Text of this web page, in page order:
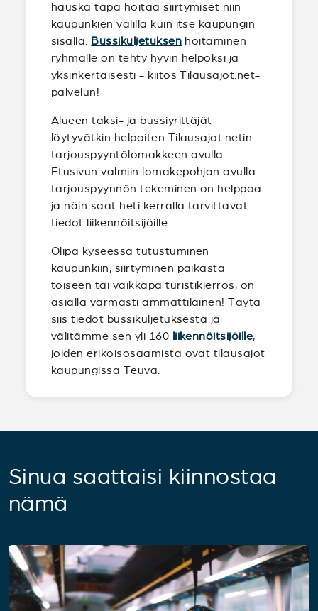
hauska tapa hoitaa siirtymiset niin
kaupunkien välillä kuin itse kaupungin
sisällä. Bussikuljetuksen hoitaminen
ryhmälle on tehty hyvin helpoksi ja
yksinkertaisesti - kiitos Tilausajot.net-
palvelun!
Alueen taksi- ja bussiyrittäjät
löytyvätkin helpoiten Tilausajot.netin
tarjouspyyntölomakkeen avulla.
Etusivun valmiin lomakepohjan avulla
tarjouspyynnön tekeminen on helppoa
ja näin saat heti kerralla tarvittavat
tiedot liikennöitsijöille.
Olipa kyseessä tutustuminen
kaupunkiin, siirtyminen paikasta
toiseen tai vaikkapa turistikierros, on
asialla varmasti ammattilainen! Täytä
siis tiedot bussikuljetuksesta ja
välitämme sen yli 160 liikennöitsijöille,
joiden erikoisosaamista ovat tilausajot
kaupungissa Teuva.
Sinua saattaisi kiinnostaa
nämä